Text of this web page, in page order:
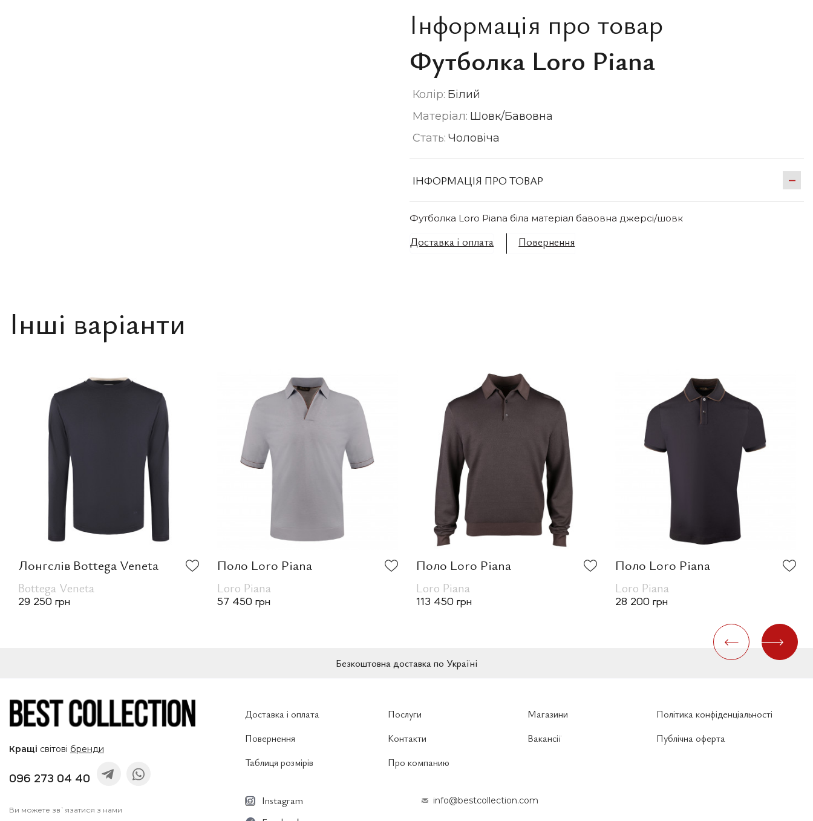
Інформація про товар
Футболка Loro Piana
Колір: Білий
Матеріал: Шовк/Бавовна
Стать: Чоловіча
ІНФОРМАЦІЯ ПРО ТОВАР
Футболка Loro Piana біла матеріал бавовна джерсі/шовк
Доставка і оплата Повернення
Інші варіанти
Лонгслів Bottega Veneta
Bottega Veneta
29 250 грн
Поло Loro Piana
Loro Piana
57 450 грн
Поло Loro Piana
Loro Piana
113 450 грн
Поло Loro Piana
Loro Piana
28 200 грн
Безкоштовна доставка по Україні
Кращі світові бренди
096 273 04 40
Ви можете зв`язатися з нами
Доставка і оплата
Повернення
Таблиця розмірів
Послуги
Контакти
Про компанию
Магазини
Вакансії
Політика конфіденціальності
Публічна оферта
Instagram
info@bestcollection.com